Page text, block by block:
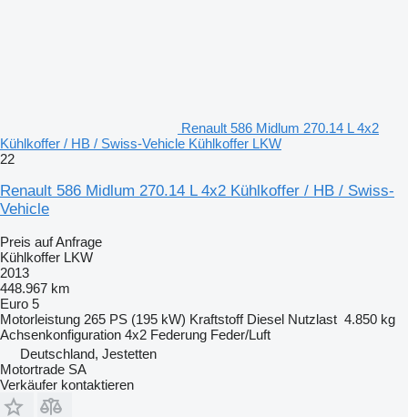
Renault 586 Midlum 270.14 L 4x2
Kühlkoffer / HB / Swiss-Vehicle Kühlkoffer LKW
22
Renault 586 Midlum 270.14 L 4x2 Kühlkoffer / HB / Swiss-
Vehicle
Preis auf Anfrage
Kühlkoffer LKW
2013
448.967 km
Euro 5
Motorleistung 265 PS (195 kW) Kraftstoff Diesel Nutzlast 4.850 kg
Achsenkonfiguration 4x2 Federung Feder/Luft
Deutschland, Jestetten
Motortrade SA
Verkäufer kontaktieren